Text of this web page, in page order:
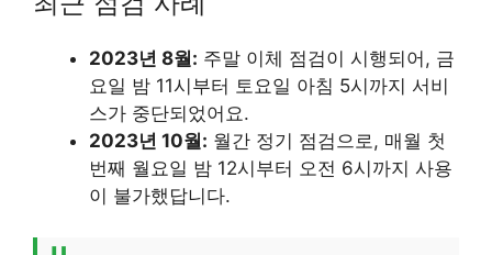
2023년 8월: 주말 이체 점검이 시행되어, 금
요일 밤 11시부터 토요일 아침 5시까지 서비
스가 중단되었어요.
2023년 10월: 월간 정기 점검으로, 매월 첫
번째 월요일 밤 12시부터 오전 6시까지 사용
이 불가했답니다.